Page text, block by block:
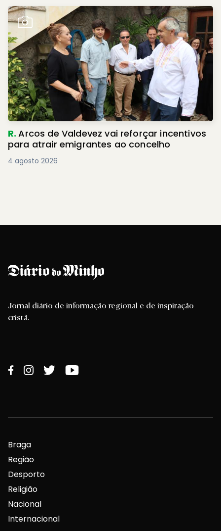
R.Arcos de Valdevez vai reforçar incentivos
para atrair emigrantes ao concelho
4 agosto 2026
Jornal diário de informação regional e de inspiração
cristã.
Braga
Região
Desporto
Religião
Nacional
Internacional